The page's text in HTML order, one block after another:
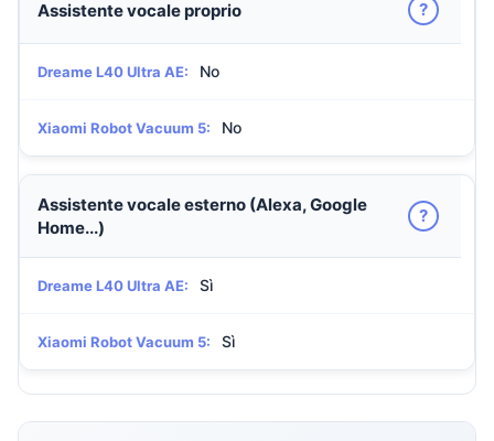
Assistente vocale proprio ?
Dreame L40 Ultra AE: No
Xiaomi Robot Vacuum 5: No
Assistente vocale esterno (Alexa, Google
Home...)
?
Dreame L40 Ultra AE: Sì
Xiaomi Robot Vacuum 5: Sì